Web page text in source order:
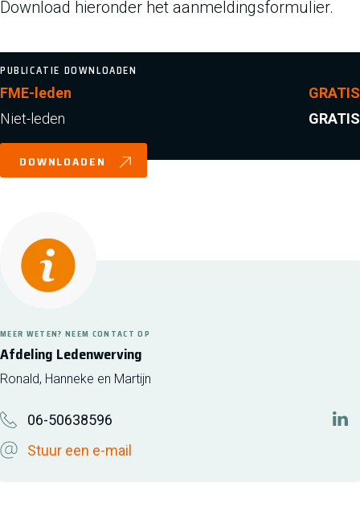
Download hieronder het aanmeldingsformulier.
PUBLICATIE DOWNLOADEN
FME-leden
GRATIS
Niet-leden
GRATIS
DOWNLOADEN
Afdeling Ledenwerving
MEER WETEN? NEEM CONTACT OP
Ronald, Hanneke en Martijn
06-50638596
Stuur een e-mail